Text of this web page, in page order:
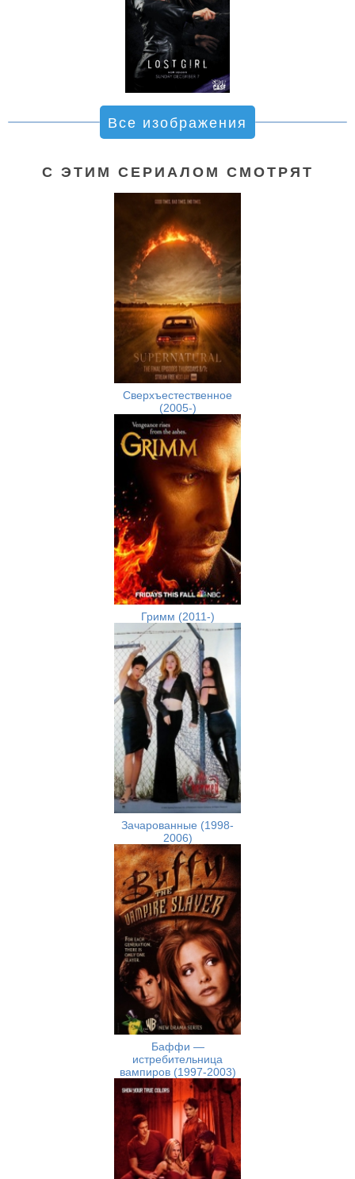
Все изображения
С ЭТИМ СЕРИАЛОМ СМОТРЯТ
Сверхъестественное
(2005-)
Гримм (2011-)
Зачарованные (1998-
2006)
Баффи —
истребительница
вампиров (1997-2003)